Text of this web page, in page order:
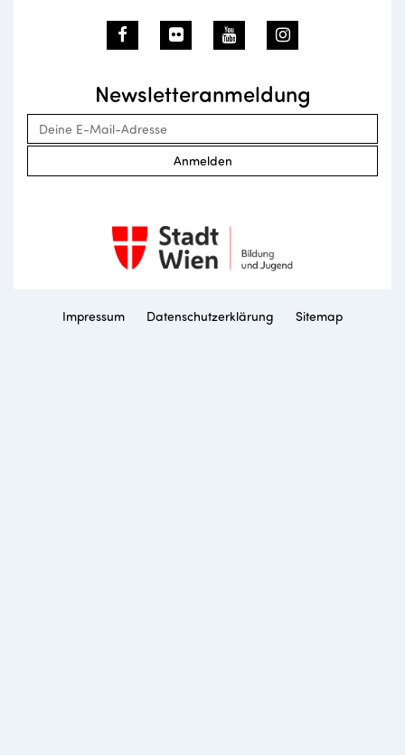
Newsletteranmeldung
Anmelden
Impressum Datenschutzerklärung Sitemap